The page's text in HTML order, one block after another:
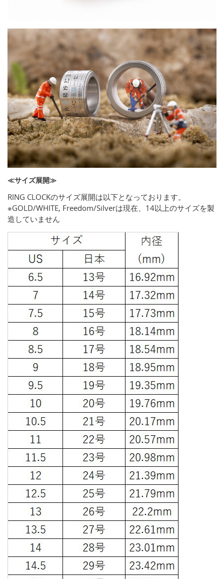
≪サイズ展開≫
RING CLOCKのサイズ展開は以下となっております。
※GOLD/WHITE, Freedom/Silverは現在、14以上のサイズを製
造していません